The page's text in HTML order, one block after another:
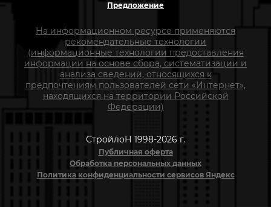
Предложение
На информационном ресурсе применяются
рекомендательные технологии
(информационные технологии предоставления
информации на основе сбора, систематизации и
анализа сведений, относящихся к
предпочтениям пользователей сети «Интернет»,
находящихся на территории Российской
Федерации)
СтройлоН 1998-2026 г.
Публичная оферта
Обработка персональных данных
Политика конфиденциальности сервисов Яндекс